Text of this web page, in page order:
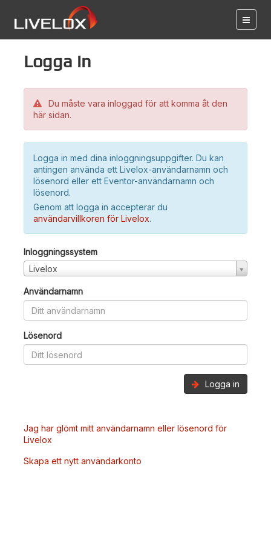
Logga in
Du måste vara inloggad för att komma åt den
här sidan.
Logga in med dina inloggningsuppgifter. Du kan
antingen använda ett Livelox-användarnamn och
lösenord eller ett Eventor-användarnamn och
lösenord.
Genom att logga in accepterar du
användarvillkoren för Livelox.
Inloggningssystem
Livelox
Användarnamn
Lösenord
Logga in
Jag har glömt mitt användarnamn eller lösenord för
Livelox
Skapa ett nytt användarkonto